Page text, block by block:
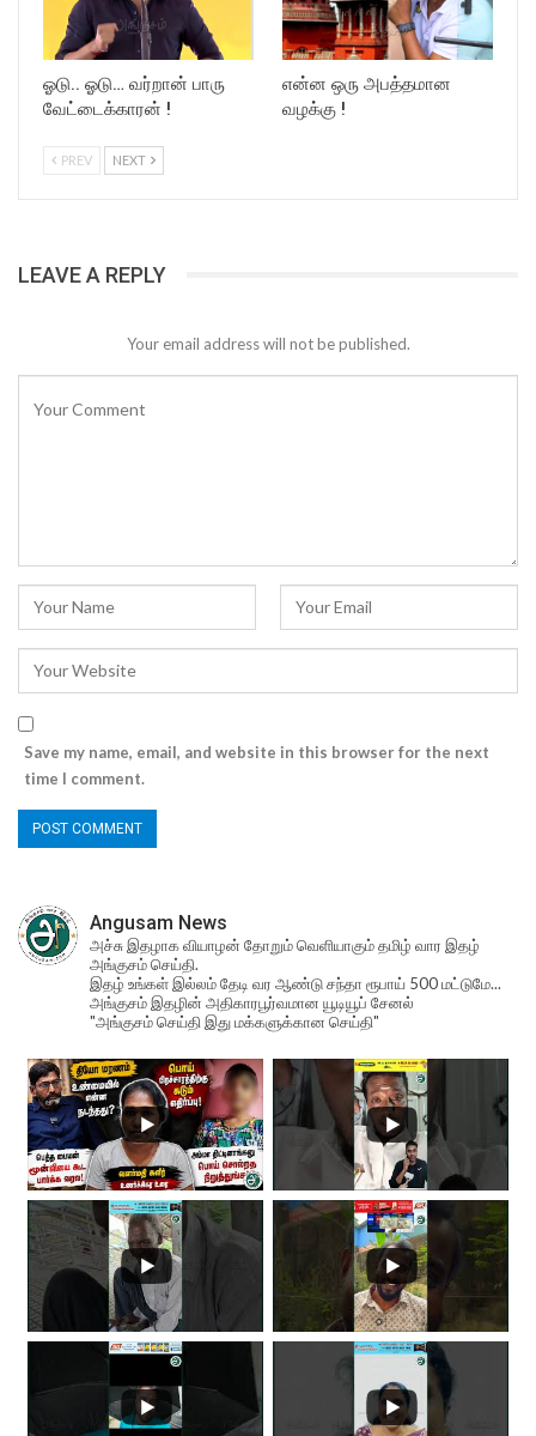
ஓடு.. ஓடு… வர்றான் பாரு
வேட்டைக்காரன் !
என்ன ஒரு அபத்தமான
வழக்கு !
PREV NEXT
LEAVE A REPLY
Your email address will not be published.
Save my name, email, and website in this browser for the next
time I comment.
Angusam News
அச்சு இதழாக வியாழன் தோறும் வெளியாகும் தமிழ் வார இதழ்
அங்குசம் செய்தி.
இதழ் உங்கள் இல்லம் தேடி வர ஆண்டு சந்தா ரூபாய் 500 மட்டுமே...
அங்குசம் இதழின் அதிகாரபூர்வமான யூடியூப் சேனல்
"அங்குசம் செய்தி இது மக்களுக்கான செய்தி"